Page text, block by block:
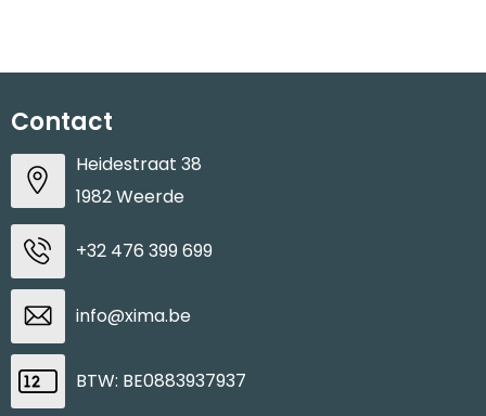
Contact
Heidestraat 38
1982 Weerde
+32 476 399 699
info@xima.be
BTW: BE0883937937